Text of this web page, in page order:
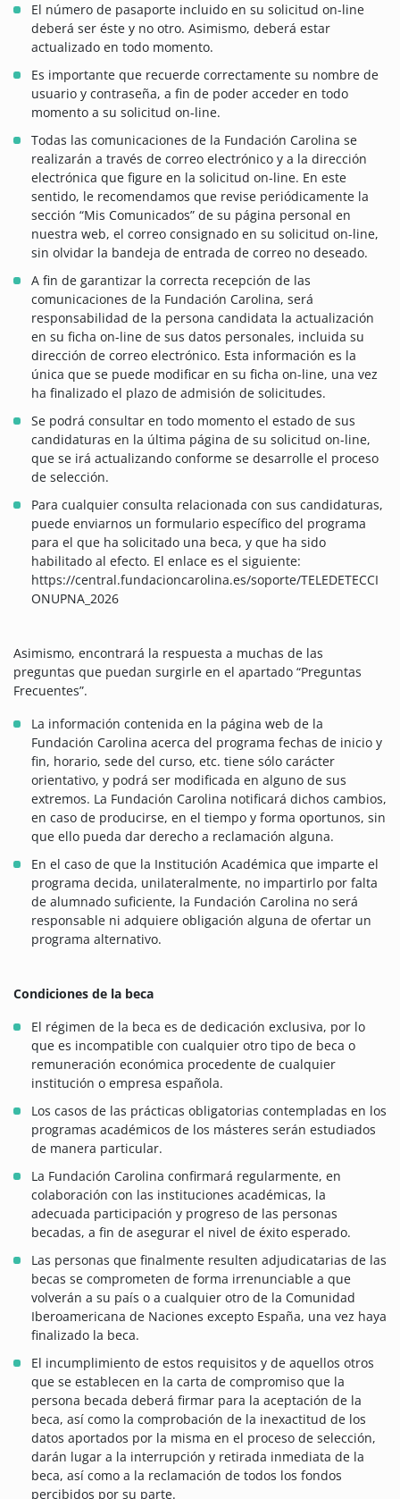
El número de pasaporte incluido en su solicitud on-line
deberá ser éste y no otro. Asimismo, deberá estar
actualizado en todo momento.
Es importante que recuerde correctamente su nombre de
usuario y contraseña, a fin de poder acceder en todo
momento a su solicitud on-line.
Todas las comunicaciones de la Fundación Carolina se
realizarán a través de correo electrónico y a la dirección
electrónica que figure en la solicitud on-line. En este
sentido, le recomendamos que revise periódicamente la
sección “Mis Comunicados” de su página personal en
nuestra web, el correo consignado en su solicitud on-line,
sin olvidar la bandeja de entrada de correo no deseado.
A fin de garantizar la correcta recepción de las
comunicaciones de la Fundación Carolina, será
responsabilidad de la persona candidata la actualización
en su ficha on-line de sus datos personales, incluida su
dirección de correo electrónico. Esta información es la
única que se puede modificar en su ficha on-line, una vez
ha finalizado el plazo de admisión de solicitudes.
Se podrá consultar en todo momento el estado de sus
candidaturas en la última página de su solicitud on-line,
que se irá actualizando conforme se desarrolle el proceso
de selección.
Para cualquier consulta relacionada con sus candidaturas,
puede enviarnos un formulario específico del programa
para el que ha solicitado una beca, y que ha sido
habilitado al efecto. El enlace es el siguiente:
https://central.fundacioncarolina.es/soporte/TELEDETECCI
ONUPNA_2026
Asimismo, encontrará la respuesta a muchas de las
preguntas que puedan surgirle en el apartado “Preguntas
Frecuentes”.
La información contenida en la página web de la
Fundación Carolina acerca del programa fechas de inicio y
fin, horario, sede del curso, etc. tiene sólo carácter
orientativo, y podrá ser modificada en alguno de sus
extremos. La Fundación Carolina notificará dichos cambios,
en caso de producirse, en el tiempo y forma oportunos, sin
que ello pueda dar derecho a reclamación alguna.
En el caso de que la Institución Académica que imparte el
programa decida, unilateralmente, no impartirlo por falta
de alumnado suficiente, la Fundación Carolina no será
responsable ni adquiere obligación alguna de ofertar un
programa alternativo.
Condiciones de la beca
El régimen de la beca es de dedicación exclusiva, por lo
que es incompatible con cualquier otro tipo de beca o
remuneración económica procedente de cualquier
institución o empresa española.
Los casos de las prácticas obligatorias contempladas en los
programas académicos de los másteres serán estudiados
de manera particular.
La Fundación Carolina confirmará regularmente, en
colaboración con las instituciones académicas, la
adecuada participación y progreso de las personas
becadas, a fin de asegurar el nivel de éxito esperado.
Las personas que finalmente resulten adjudicatarias de las
becas se comprometen de forma irrenunciable a que
volverán a su país o a cualquier otro de la Comunidad
Iberoamericana de Naciones excepto España, una vez haya
finalizado la beca.
El incumplimiento de estos requisitos y de aquellos otros
que se establecen en la carta de compromiso que la
persona becada deberá firmar para la aceptación de la
beca, así como la comprobación de la inexactitud de los
datos aportados por la misma en el proceso de selección,
darán lugar a la interrupción y retirada inmediata de la
beca, así como a la reclamación de todos los fondos
percibidos por su parte.